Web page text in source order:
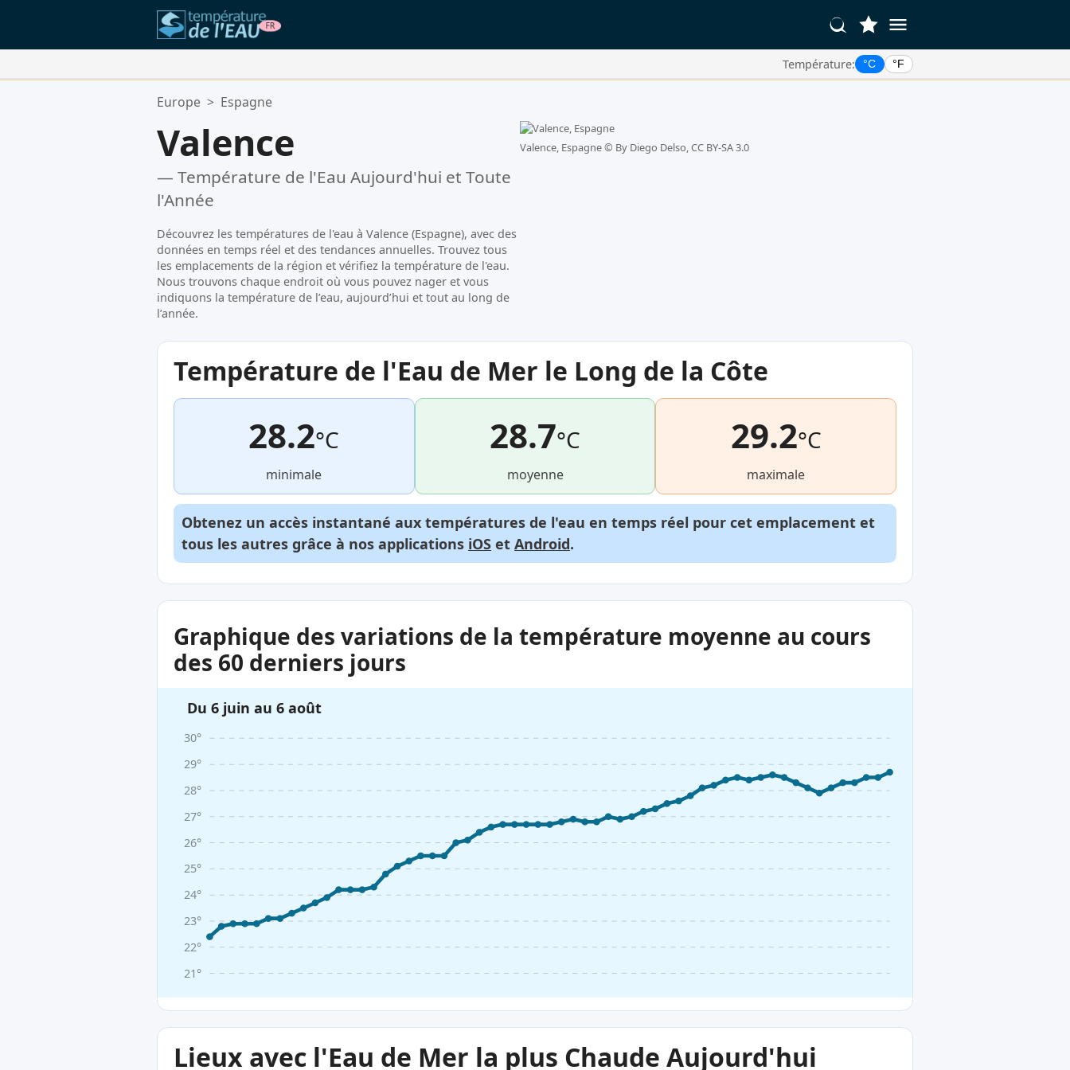
Température: °C °F
Vos Lieux Favoris:
Europe > Espagne
Valence
— Température de l'Eau Aujourd'hui et Toute
l'Année
Découvrez les températures de l'eau à Valence (Espagne), avec des
données en temps réel et des tendances annuelles. Trouvez tous
les emplacements de la région et vérifiez la température de l'eau.
Nous trouvons chaque endroit où vous pouvez nager et vous
indiquons la température de l’eau, aujourd’hui et tout au long de
l’année.
Valence, Espagne © By Diego Delso, CC BY-SA 3.0
Température de l'Eau de Mer le Long de la Côte
28.2°C
minimale
28.7°C
moyenne
29.2°C
maximale
Obtenez un accès instantané aux températures de l'eau en temps réel pour cet emplacement et
tous les autres grâce à nos applications iOS et Android.
Graphique des variations de la température moyenne au cours
des 60 derniers jours
Du 6 juin au 6 août
21°
22°
23°
24°
25°
26°
27°
28°
29°
30°
Lieux avec l'Eau de Mer la plus Chaude Aujourd'hui